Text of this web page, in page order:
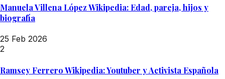
Manuela Villena López Wikipedia: Edad, pareja, hijos y
biografía
25 Feb 2026
2
Ramsey Ferrero Wikipedia: Youtuber y Activista Española